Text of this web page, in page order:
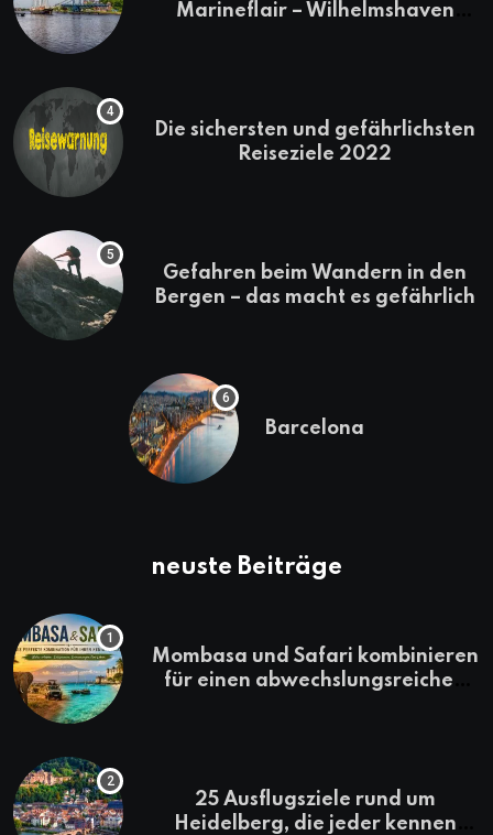
Marineflair – Wilhelmshaven
Die sichersten und gefährlichsten
Reiseziele 2022
Gefahren beim Wandern in den
Bergen – das macht es gefährlich
Barcelona
neuste Beiträge
Mombasa und Safari kombinieren
für einen abwechslungsreichen
25 Ausflugsziele rund um
Heidelberg, die jeder kennen